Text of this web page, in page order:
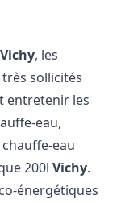
Vichy, les
sollicités
entretenir les
eau,
eau
200lVichy.
énergétiques